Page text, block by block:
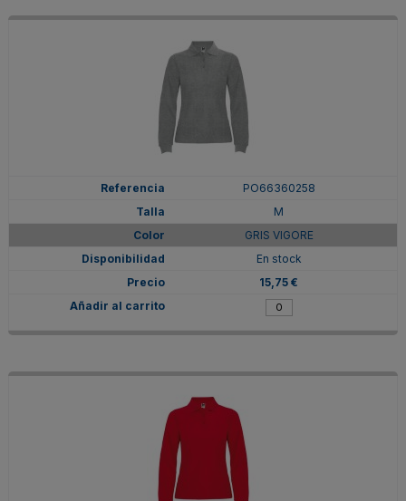
PO66360258
M
GRIS VIGORE
En stock
15,75 €